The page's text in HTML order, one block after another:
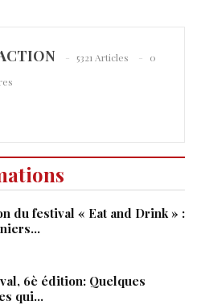
5321 Articles
0
du festival « Eat and Drink » :
6è édition: Quelques
qui…